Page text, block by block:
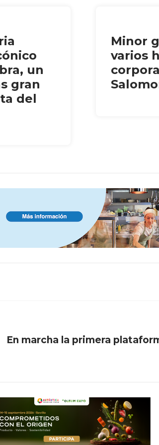
un
gran
del
Minor
varios
En marcha la primera